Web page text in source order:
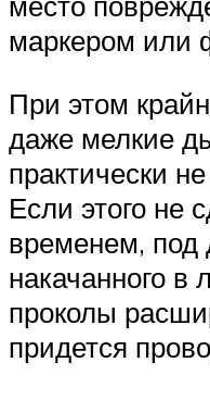
маркером или
При этом
даже мелкие
практически
Если этого не
временем, под
накачанного в
проколы
придется